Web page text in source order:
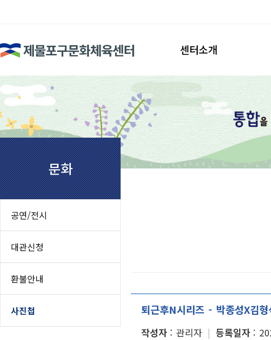
센터소개
인사말
시설안내
조직도
찾아오시는길
공연/
대관
환불
문화
공연/전시
대관신청
환불안내
사진첩
카카오스토리 공유
퇴근후N시리즈 - 박종성X김
작성자 관리자 등록일자